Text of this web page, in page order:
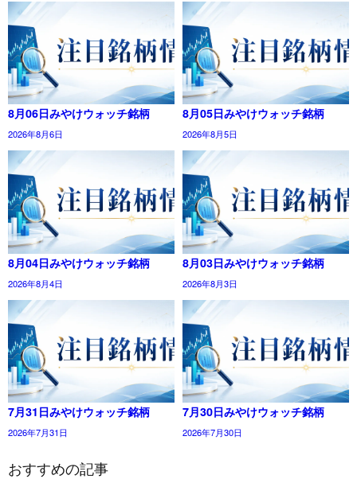
8月06日みやけウォッチ銘柄
2026年8月6日
8月05日みやけウォッチ銘柄
2026年8月5日
8月04日みやけウォッチ銘柄
2026年8月4日
8月03日みやけウォッチ銘柄
2026年8月3日
7月31日みやけウォッチ銘柄
2026年7月31日
7月30日みやけウォッチ銘柄
2026年7月30日
おすすめの記事